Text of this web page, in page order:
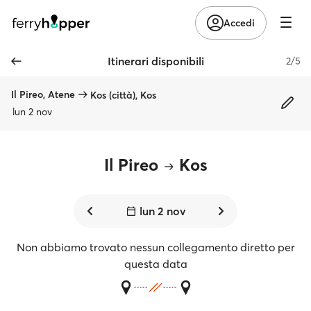
Accedi
Itinerari disponibili 2/5
Il Pireo, Atene
Kos (città), Kos
lun 2 nov
Il Pireo Kos
lun 2 nov
Non abbiamo trovato nessun collegamento diretto per
questa data